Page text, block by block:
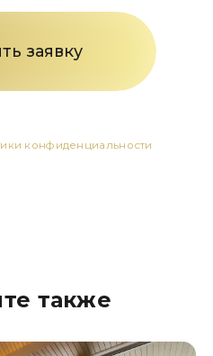
соглашаетесь с
конфиденциальности
также